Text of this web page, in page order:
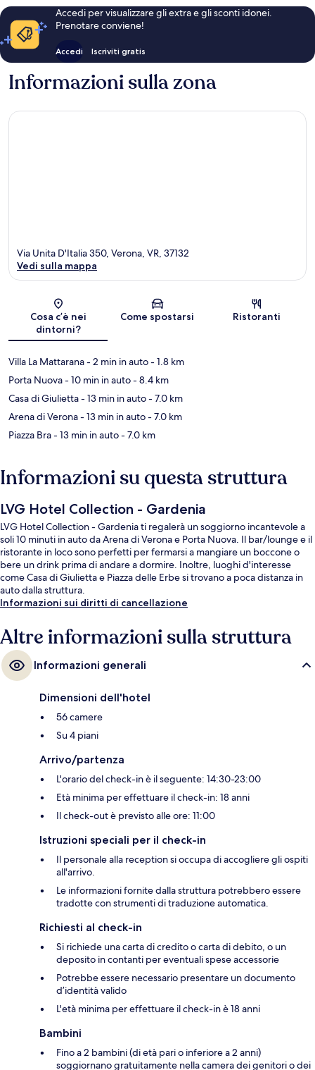
Accedi per visualizzare gli extra e gli sconti idonei.
Prenotare conviene!
Accedi Iscriviti gratis
Informazioni sulla zona
Mappa
Via Unita D'Italia 350, Verona, VR, 37132
Vedi sulla mappa
Cosa c’è nei
dintorni?
Come spostarsi Ristoranti
Villa La Mattarana- 2 min in auto- 1.8 km
Porta Nuova- 10 min in auto- 8.4 km
Casa di Giulietta- 13 min in auto- 7.0 km
Arena di Verona- 13 min in auto- 7.0 km
Piazza Bra- 13 min in auto- 7.0 km
Informazioni su questa struttura
LVG Hotel Collection - Gardenia
LVG Hotel Collection - Gardenia ti regalerà un soggiorno incantevole a
soli 10 minuti in auto da Arena di Verona e Porta Nuova. Il bar/lounge e il
ristorante in loco sono perfetti per fermarsi a mangiare un boccone o
bere un drink prima di andare a dormire. Inoltre, luoghi d'interesse
come Casa di Giulietta e Piazza delle Erbe si trovano a poca distanza in
auto dalla struttura.
Informazioni sui diritti di cancellazione
Altre informazioni sulla struttura
Informazioni generali
Dimensioni dell'hotel
56 camere
Su 4 piani
Arrivo/partenza
L'orario del check-in è il seguente: 14:30-23:00
Età minima per effettuare il check-in: 18 anni
Il check-out è previsto alle ore: 11:00
Istruzioni speciali per il check-in
Il personale alla reception si occupa di accogliere gli ospiti
all'arrivo.
Le informazioni fornite dalla struttura potrebbero essere
tradotte con strumenti di traduzione automatica.
Richiesti al check-in
Si richiede una carta di credito o carta di debito, o un
deposito in contanti per eventuali spese accessorie
Potrebbe essere necessario presentare un documento
d’identità valido
L'età minima per effettuare il check-in è 18 anni
Bambini
Fino a 2 bambini (di età pari o inferiore a 2 anni)
soggiornano gratuitamente nella camera dei genitori o dei